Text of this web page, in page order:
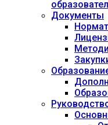
Документы